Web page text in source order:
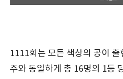
1111회는 모든 색상의 공이
주와 동일하게 총 16명의 1등